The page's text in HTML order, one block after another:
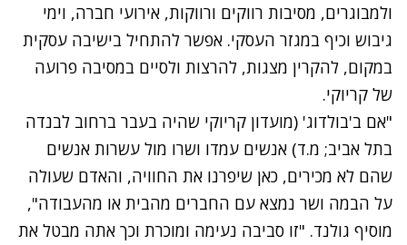
ולמבוגרים, מסיבות רווקים ורווקות, אירועי חברה, וימי
גיבוש וכיף במגזר העסקי. אפשר להתחיל בישיבה עסקית
במקום, להקרין מצגות, להרצות ולסיים במסיבה פרועה
של קריוקי.
"אם ב'בולדוג' (מועדון קריוקי שהיה בעבר ברחוב לבנדה
בתל אביב; מ.ד) אנשים עמדו ושרו מול עשרות אנשים
שהם לא מכירים, כאן שיפרנו את החוויה, והאדם שעולה
על הבמה ושר נמצא עם החברים מהבית או מהעבודה",
מוסיף גולנד. "זו סביבה נעימה ומוכרת וכך אתה מבטל את